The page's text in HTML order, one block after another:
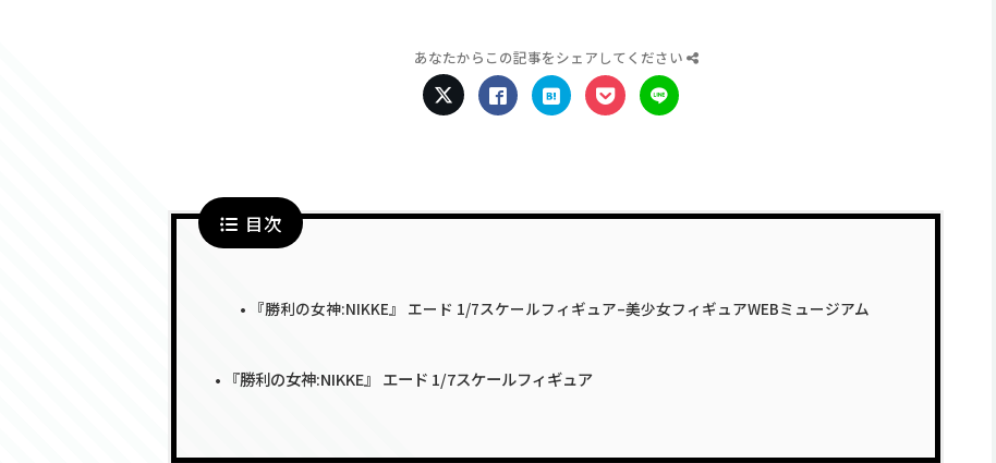
あなたからこの記事をシェアしてください
目次
『勝利の女神:NIKKE』 エード 1/7スケールフィギュア–美少女フィギュアWEBミュージアム
『勝利の女神:NIKKE』 エード 1/7スケールフィギュア